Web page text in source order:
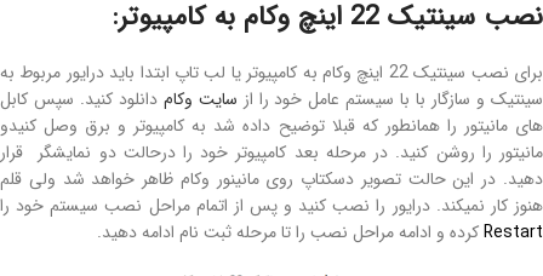
نصب سینتیک 22 اینچ وکام به کامپیوتر:
برای نصب سینتیک 22 اینچ وکام به کامپیوتر یا لب تاپ ابتدا باید درایور مربوط به
سینتیک و سازگار با با سیستم عامل خود را از سایت وکام دانلود کنید. سپس کابل
های مانیتور را همانطور که قبلا توضیح داده شد به کامپیوتر و برق وصل کنیدو
مانیتور را روشن کنید. در مرحله بعد کامپیوتر خود را درحالت دو نمایشگر قرار
دهید. در این حالت تصویر دسکتاپ روی مانینور وکام ظاهر خواهد شد ولی قلم
هنوز کار نمیکند. درایور را نصب کنید و پس از اتمام مراحل نصب سیستم خود را
Restartکرده و ادامه مراحل نصب را تا مرحله ثبت نام ادامه دهید.